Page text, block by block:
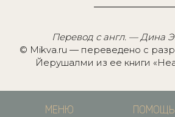
Перевод с англ. — Дина
© Mikva.ru — переведено с
Йерушалми из ее книги
МЕНЮ ПОМОЩЬ